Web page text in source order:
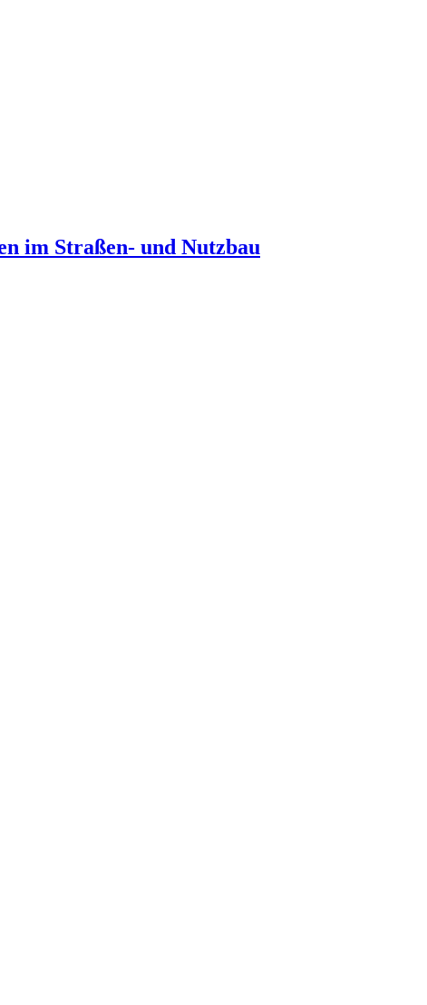
im Straßen- und Nutzbau